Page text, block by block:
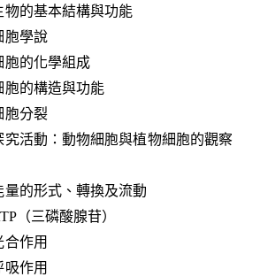
的基本結構與功能
學說
的化學組成
的構造與功能
分裂
活動：動物細胞與植物細胞的觀察
的形式、轉換及流動
（三磷酸腺苷）
作用
作用